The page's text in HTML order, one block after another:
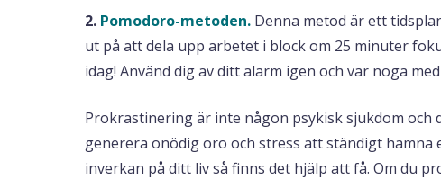
2. Pomodoro-metoden. Denna metod är ett
ut på att dela upp arbetet i block om 25 minuter
idag! Använd dig av ditt alarm igen och var noga
Prokrastinering är inte någon psykisk sjukdom och
generera onödig oro och stress att ständigt
inverkan på ditt liv så finns det hjälp att få. Om du